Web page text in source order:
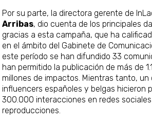
Por su parte, la directora gerente de
Arribas, dio cuenta de los principales
gracias a esta campaña, que ha
en el ámbito del Gabinete de
este período se han difundido 33
han permitido la publicación de más de
millones de impactos. Mientras tanto,
influencers españoles y belgas hicieron
300.000 interacciones en redes
reproducciones.